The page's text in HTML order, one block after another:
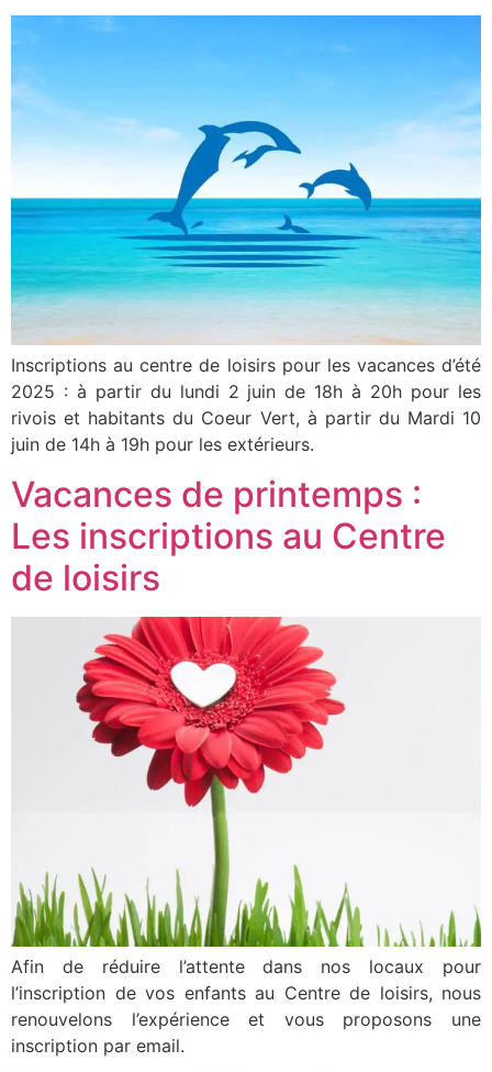
Inscriptions au centre de loisirs pour les vacances d’été
2025 : à partir du lundi 2 juin de 18h à 20h pour les
rivois et habitants du Coeur Vert, à partir du Mardi 10
juin de 14h à 19h pour les extérieurs.
Vacances de printemps :
Les inscriptions au Centre
de loisirs
Afin de réduire l’attente dans nos locaux pour
l’inscription de vos enfants au Centre de loisirs, nous
renouvelons l’expérience et vous proposons une
inscription par email.